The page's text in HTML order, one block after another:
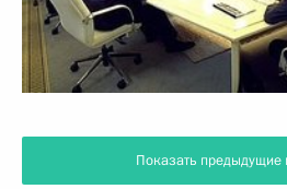
Показать предыдущие